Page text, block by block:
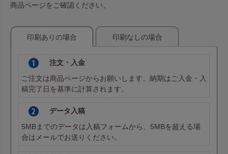
商品ページをご確認ください。
印刷ありの場合 印刷なしの場合
注文・入金
ご注文は商品ページからお願いします。納期はご入金・入
稿完了日を基準に計算されます。
データ入稿
5MBまでのデータは 入稿フォームから、5MBを超える場
合は メールでお送りください。